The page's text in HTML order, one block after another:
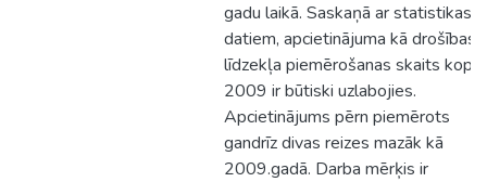
gadu laikā. Saskaņā ar statistikas
datiem, apcietinājuma kā drošības
līdzekļa piemērošanas skaits kopš
2009 ir būtiski uzlabojies.
Apcietinājums pērn piemērots
gandrīz divas reizes mazāk kā
2009.gadā. Darba mērķis ir